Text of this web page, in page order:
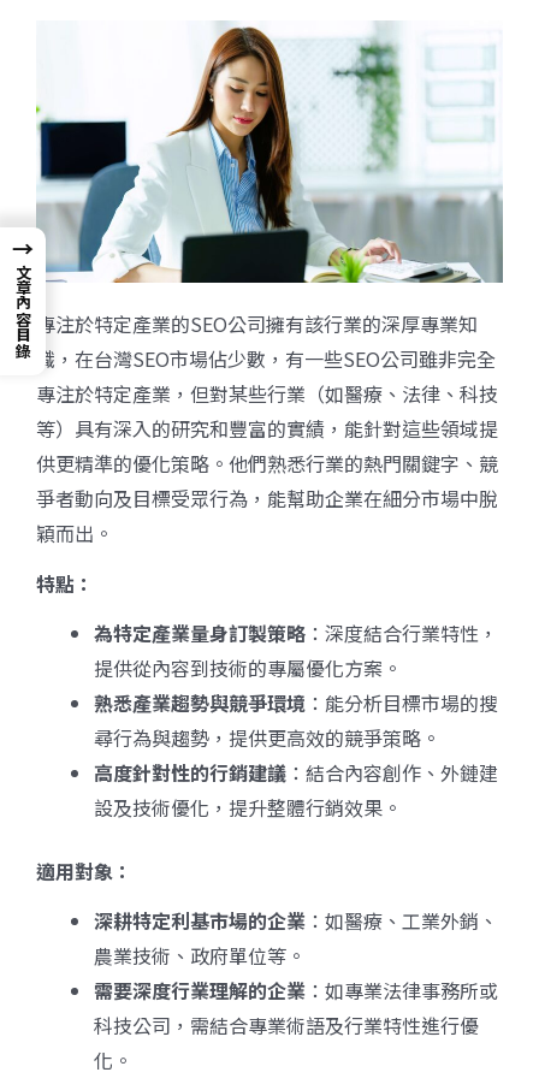
專注於特定產業的SEO公司擁有該行業的深厚專業知
識，在台灣SEO市場佔少數，有一些SEO公司雖非完全
專注於特定產業，但對某些行業（如醫療、法律、科技
等）具有深入的研究和豐富的實績，能針對這些領域提
供更精準的優化策略。他們熟悉行業的熱門關鍵字、競
爭者動向及目標受眾行為，能幫助企業在細分市場中脫
穎而出。
特點：
為特定產業量身訂製策略 ：深度結合行業特性，
提供從內容到技術的專屬優化方案。
熟悉產業趨勢與競爭環境 ：能分析目標市場的搜
尋行為與趨勢，提供更高效的競爭策略。
高度針對性的行銷建議 ：結合內容創作、外鏈建
設及技術優化，提升整體行銷效果。
適用對象：
深耕特定利基市場的企業 ：如醫療、工業外銷、
農業技術、政府單位等。
需要深度行業理解的企業 ：如專業法律事務所或
科技公司，需結合專業術語及行業特性進行優
化。
→
文章內容目錄